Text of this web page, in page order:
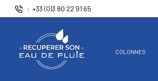
+33 (0)3 80 22 91 65
COLONNES
Panneau de gestion des cookies